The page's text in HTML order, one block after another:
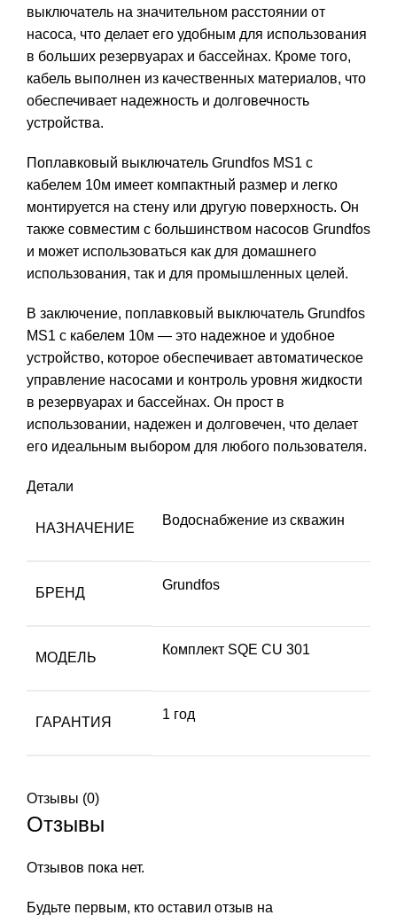
выключатель на значительном расстоянии от
насоса, что делает его удобным для использования
в больших резервуарах и бассейнах. Кроме того,
кабель выполнен из качественных материалов, что
обеспечивает надежность и долговечность
устройства.
Поплавковый выключатель Grundfos MS1 с
кабелем 10м имеет компактный размер и легко
монтируется на стену или другую поверхность. Он
также совместим с большинством насосов Grundfos
и может использоваться как для домашнего
использования, так и для промышленных целей.
В заключение, поплавковый выключатель Grundfos
MS1 с кабелем 10м — это надежное и удобное
устройство, которое обеспечивает автоматическое
управление насосами и контроль уровня жидкости
в резервуарах и бассейнах. Он прост в
использовании, надежен и долговечен, что делает
его идеальным выбором для любого пользователя.
Детали
НАЗНАЧЕНИЕ
Водоснабжение из скважин
БРЕНД
Grundfos
МОДЕЛЬ
Комплект SQE CU 301
ГАРАНТИЯ
1 год
Отзывы (0)
Отзывы
Отзывов пока нет.
Будьте первым, кто оставил отзыв на